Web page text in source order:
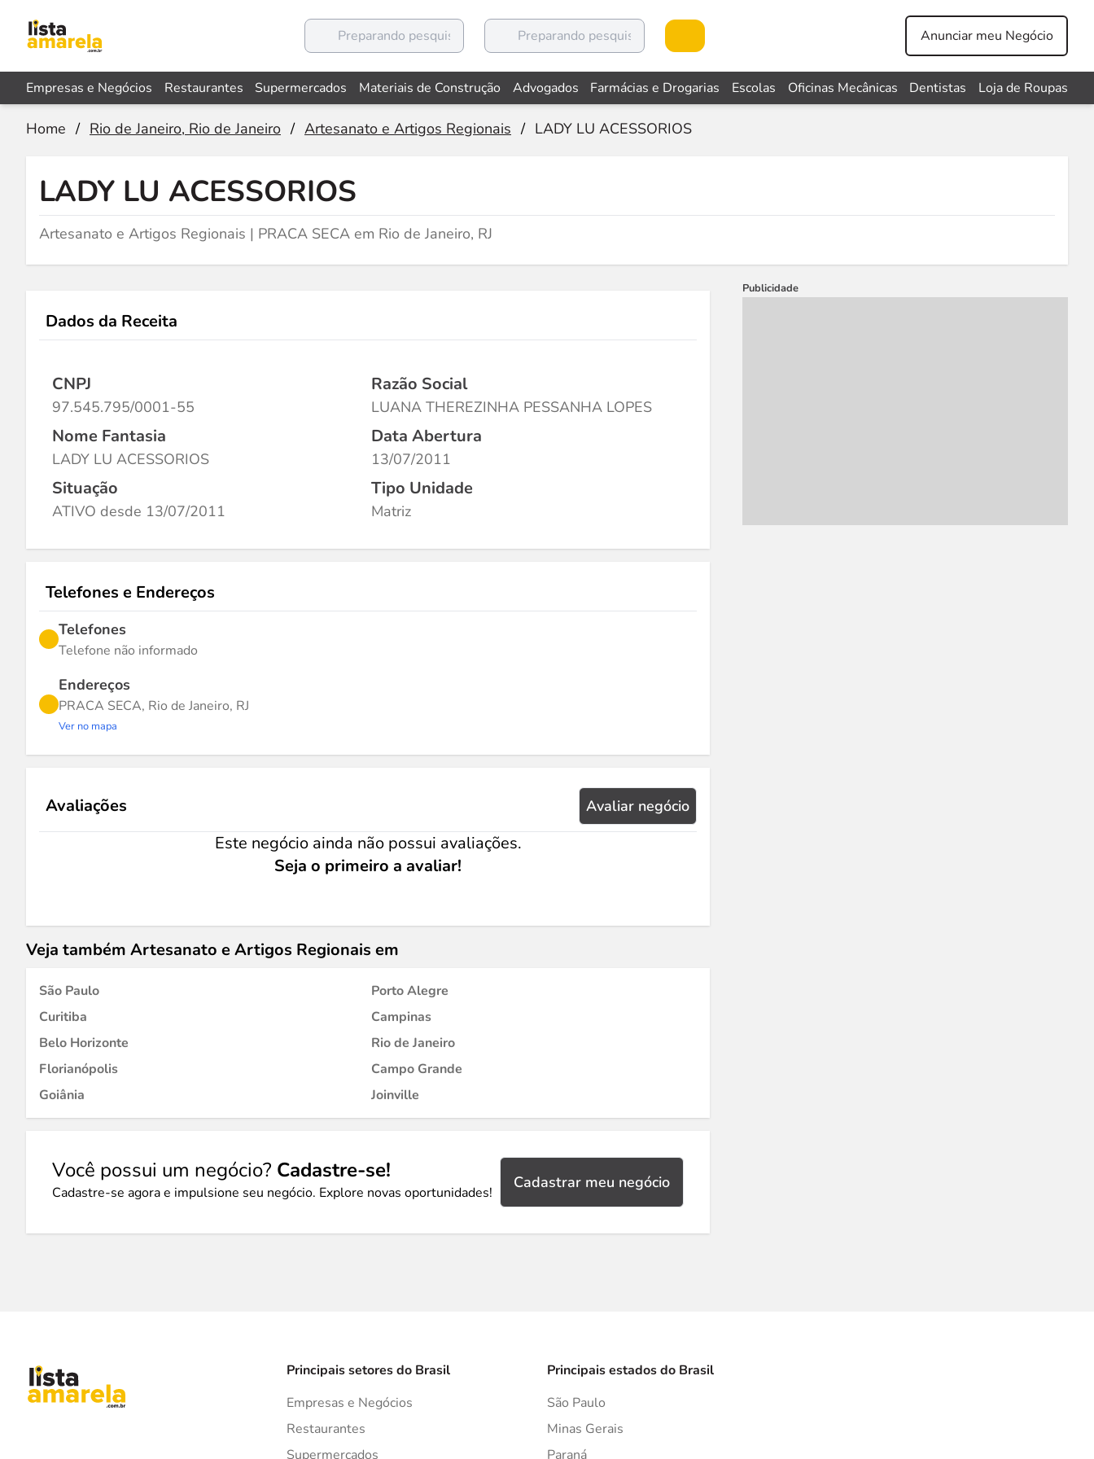
Anunciar meu Negócio
Empresas e Negócios Restaurantes Supermercados Materiais de Construção Advogados Farmácias e Drogarias Escolas Oficinas Mecânicas Dentistas Loja de Roupas
Home / Rio de Janeiro, Rio de Janeiro / Artesanato e Artigos Regionais / LADY LU ACESSORIOS
LADY LU ACESSORIOS
Artesanato e Artigos Regionais | PRACA SECA em Rio de Janeiro, RJ
Dados da Receita
CNPJ
97.545.795/0001-55
Razão Social
LUANA THEREZINHA PESSANHA LOPES
Nome Fantasia
LADY LU ACESSORIOS
Data Abertura
13/07/2011
Situação
ATIVO desde 13/07/2011
Tipo Unidade
Matriz
Telefones e Endereços
Telefones
Telefone não informado
Endereços
PRACA SECA, Rio de Janeiro, RJ
Ver no mapa
Avaliações Avaliar negócio
Este negócio ainda não possui avaliações.
Seja o primeiro a avaliar!
Veja também Artesanato e Artigos Regionais em
São Paulo
Porto Alegre
Curitiba
Campinas
Belo Horizonte
Rio de Janeiro
Florianópolis
Campo Grande
Goiânia
Joinville
Você possui um negócio? Cadastre-se!
Cadastre-se agora e impulsione seu negócio. Explore novas oportunidades!
Cadastrar meu negócio
Publicidade
Principais setores do Brasil
Empresas e Negócios
Restaurantes
Supermercados
Principais estados do Brasil
São Paulo
Minas Gerais
Paraná